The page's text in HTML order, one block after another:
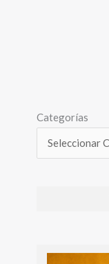
Categorías